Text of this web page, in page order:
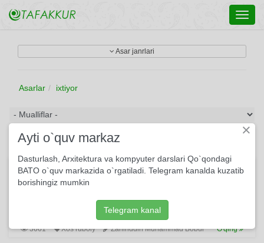
Asar janrlari
Asarlar ixtiyor
Ko‘pdin berikim, yor-u diyorim yo‘qtur…
Ko‘pdin berikim, yor-u diyorim yo‘qtur, Bir lahza-u bir nafas
borurimda ixtiyorim yo‘qtur.
3661 Xos ruboiy Zahiriddin Muhammad Bobur O'qing
×
Ayti o`quv markaz
Dasturlash, Arxitektura va kompyuter darslari Qo`qondagi
BATO o`quv markazida o`rgatiladi. Telegram kanalda kuzatib
borishingiz mumkin
Telegram kanal